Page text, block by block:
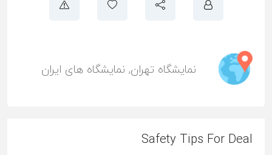
نمایشگاه تهران, نمایشگاه های ایران
Safety Tips For Deal